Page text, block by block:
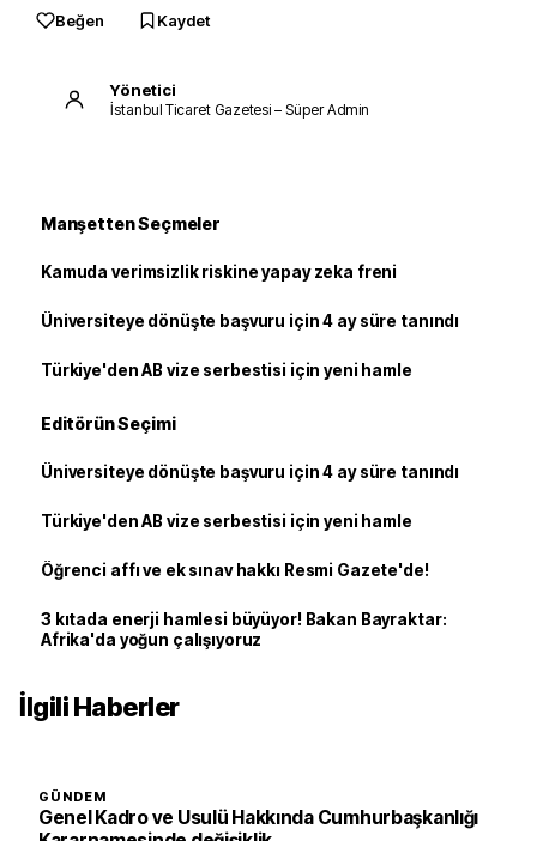
Beğen Kaydet
Yönetici
İstanbul Ticaret Gazetesi – Süper Admin
Manşetten Seçmeler
Kamuda verimsizlik riskine yapay zeka freni
Üniversiteye dönüşte başvuru için 4 ay süre tanındı
Türkiye'den AB vize serbestisi için yeni hamle
Editörün Seçimi
Üniversiteye dönüşte başvuru için 4 ay süre tanındı
Türkiye'den AB vize serbestisi için yeni hamle
Öğrenci affı ve ek sınav hakkı Resmi Gazete'de!
3 kıtada enerji hamlesi büyüyor! Bakan Bayraktar:
Afrika'da yoğun çalışıyoruz
İlgili Haberler
GÜNDEM
Genel Kadro ve Usulü Hakkında Cumhurbaşkanlığı